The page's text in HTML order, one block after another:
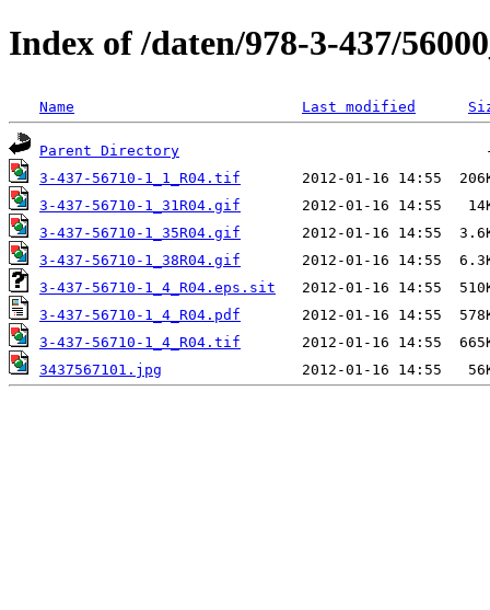
Index of /daten/978-3-437/
Name Last modified
Parent Directory
3-437-56710-1_1_R04.tif
3-437-56710-1_31R04.gif
3-437-56710-1_35R04.gif
3-437-56710-1_38R04.gif
3-437-56710-1_4_R04.eps.sit
3-437-56710-1_4_R04.pdf
3-437-56710-1_4_R04.tif
3437567101.jpg